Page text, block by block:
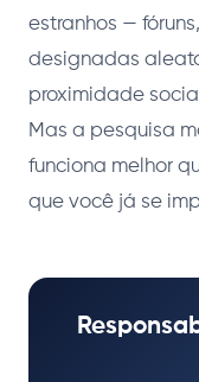
estranhos —
designadas
proximidade
Mas a pesquisa
funciona melhor
que você já se